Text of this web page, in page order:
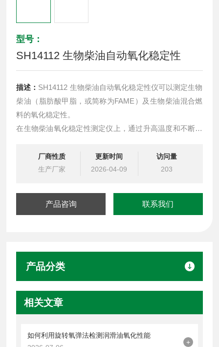
型号：
SH14112 生物柴油自动氧化稳定性
描述： SH14112 生物柴油自动氧化稳定性仪可以测定生物
柴油（脂肪酸甲脂，或简称为FAME）及生物柴油混合燃
料的氧化稳定性。
在生物柴油氧化稳定性测定仪上，通过升高温度和不断的
时间，即诱导时间或氧化稳定性指数（OSI）
厂商性质
生产厂家
更新时间
2026-04-09
访问量
203
产品咨询 联系我们
产品分类
相关文章
如何利用旋转氧弹法检测润滑油氧化性能
+